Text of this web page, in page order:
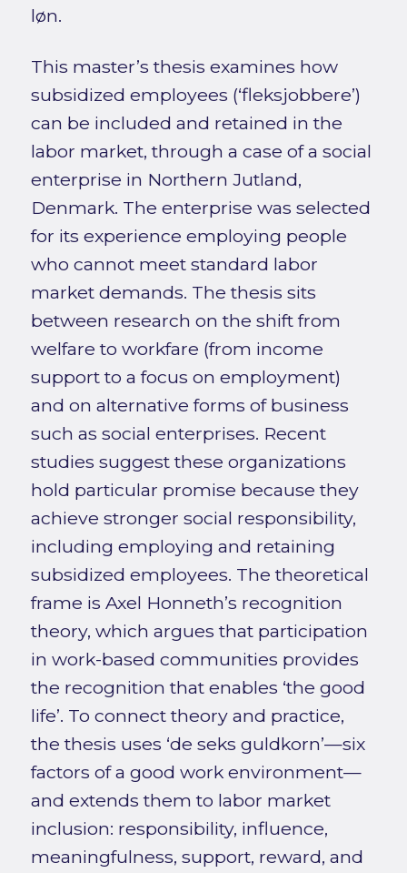
løn.
This master’s thesis examines how
subsidized employees (‘fleksjobbere’)
can be included and retained in the
labor market, through a case of a social
enterprise in Northern Jutland,
Denmark. The enterprise was selected
for its experience employing people
who cannot meet standard labor
market demands. The thesis sits
between research on the shift from
welfare to workfare (from income
support to a focus on employment)
and on alternative forms of business
such as social enterprises. Recent
studies suggest these organizations
hold particular promise because they
achieve stronger social responsibility,
including employing and retaining
subsidized employees. The theoretical
frame is Axel Honneth’s recognition
theory, which argues that participation
in work-based communities provides
the recognition that enables ‘the good
life’. To connect theory and practice,
the thesis uses ‘de seks guldkorn’—six
factors of a good work environment—
and extends them to labor market
inclusion: responsibility, influence,
meaningfulness, support, reward, and